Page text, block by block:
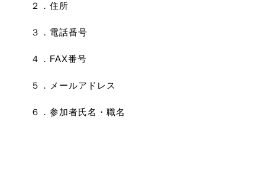
２．住所
３．電話番号
４．FAX番号
５．メールアドレス
６．参加者氏名・職名